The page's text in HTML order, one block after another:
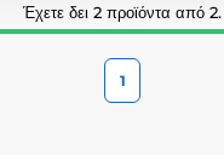
Έχετε δει 2 προϊόντα από 2.
1